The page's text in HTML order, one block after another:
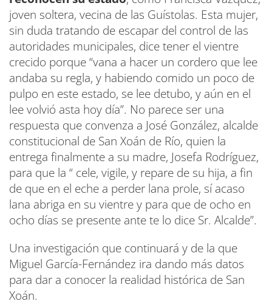
joven soltera, vecina de las Guístolas. Esta mujer,
sin duda tratando de escapar del control de las
autoridades municipales, dice tener el vientre
crecido porque “vana a hacer un cordero que lee
andaba su regla, y habiendo comido un poco de
pulpo en este estado, se lee detubo, y aún en el
lee volvió asta hoy día”. No parece ser una
respuesta que convenza a José González, alcalde
constitucional de San Xoán de Río, quien la
entrega finalmente a su madre, Josefa Rodríguez,
para que la “ cele, vigile, y repare de su hija, a fin
de que en el eche a perder lana prole, sí acaso
lana abriga en su vientre y para que de ocho en
ocho días se presente ante te lo dice Sr. Alcalde”.
Una investigación que continuará y de la que
Miguel García-Fernández ira dando más datos
para dar a conocer la realidad histórica de San
Xoán.